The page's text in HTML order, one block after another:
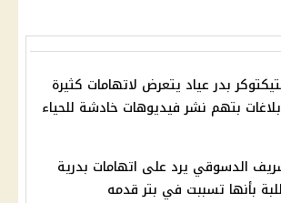
بدر عياد يتعرض لاتهامات كثيرة
بتهم نشر فيديوهات خادشة للحياء
الدسوقي يرد على اتهامات بدرية
بأنها تسببت في بتر قدمه